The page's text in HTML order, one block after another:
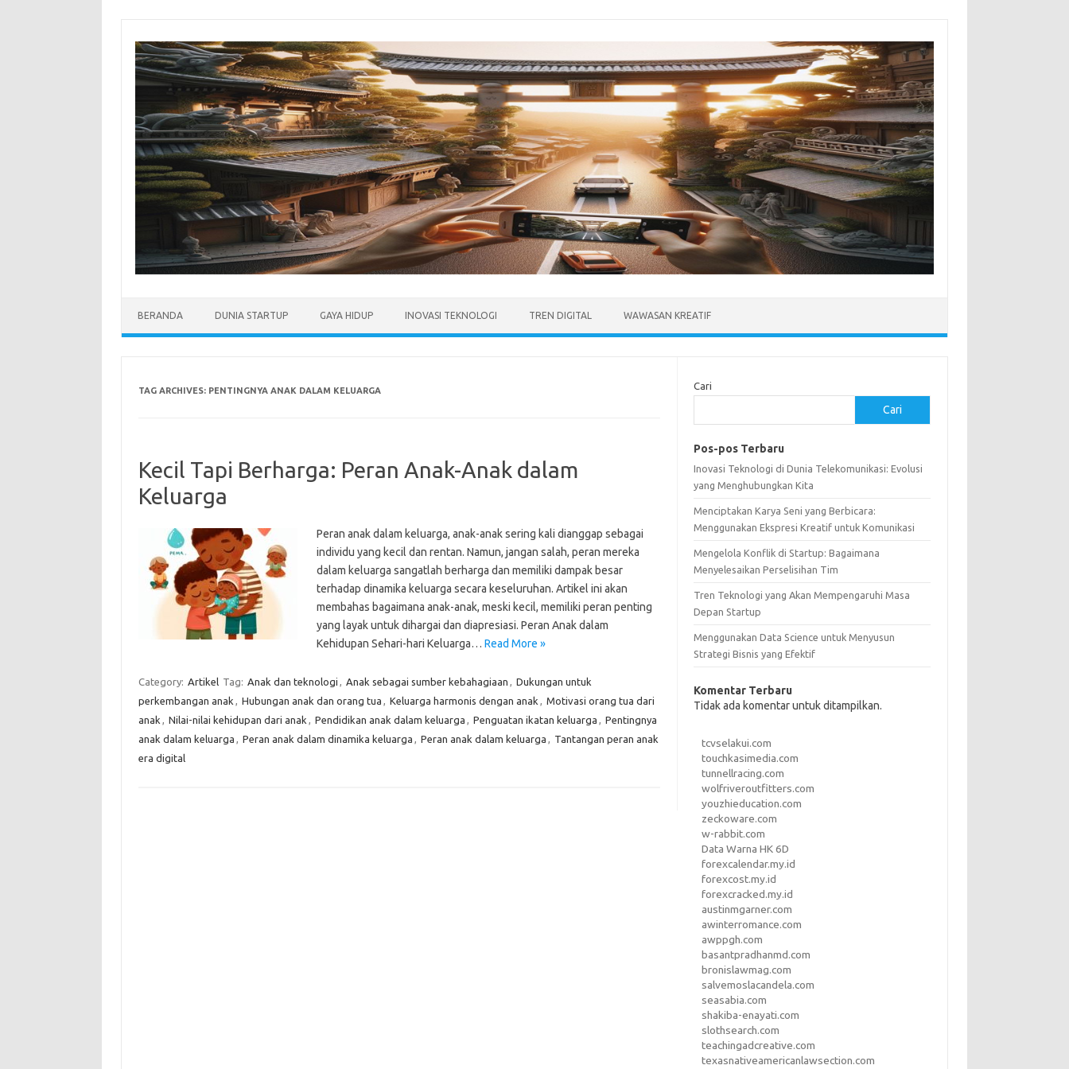
content
BERANDA DUNIA STARTUP GAYA HIDUP INOVASI TEKNOLOGI TREN DIGITAL WAWASAN KREATIF
TAG ARCHIVES: PENTINGNYA ANAK DALAM KELUARGA
Kecil Tapi Berharga: Peran Anak-Anak dalam
Keluarga
Peran anak dalam keluarga, anak-anak sering kali dianggap sebagai
individu yang kecil dan rentan. Namun, jangan salah, peran mereka
dalam keluarga sangatlah berharga dan memiliki dampak besar
terhadap dinamika keluarga secara keseluruhan. Artikel ini akan
membahas bagaimana anak-anak, meski kecil, memiliki peran penting
yang layak untuk dihargai dan diapresiasi. Peran Anak dalam
Kehidupan Sehari-hari Keluarga… Read More »
Category: Artikel Tag: Anak dan teknologi , Anak sebagai sumber kebahagiaan , Dukungan untuk
perkembangan anak , Hubungan anak dan orang tua , Keluarga harmonis dengan anak , Motivasi orang tua dari
anak , Nilai-nilai kehidupan dari anak , Pendidikan anak dalam keluarga , Penguatan ikatan keluarga , Pentingnya
anak dalam keluarga , Peran anak dalam dinamika keluarga , Peran anak dalam keluarga , Tantangan peran anak
era digital
Cari
Cari
Pos-pos Terbaru
Inovasi Teknologi di Dunia Telekomunikasi: Evolusi
yang Menghubungkan Kita
Menciptakan Karya Seni yang Berbicara:
Menggunakan Ekspresi Kreatif untuk Komunikasi
Mengelola Konflik di Startup: Bagaimana
Menyelesaikan Perselisihan Tim
Tren Teknologi yang Akan Mempengaruhi Masa
Depan Startup
Menggunakan Data Science untuk Menyusun
Strategi Bisnis yang Efektif
Komentar Terbaru
Tidak ada komentar untuk ditampilkan.
tcvselakui.com
touchkasimedia.com
tunnellracing.com
wolfriveroutfitters.com
youzhieducation.com
zeckoware.com
w-rabbit.com
Data Warna HK 6D
forexcalendar.my.id
forexcost.my.id
forexcracked.my.id
austinmgarner.com
awinterromance.com
awppgh.com
basantpradhanmd.com
bronislawmag.com
salvemoslacandela.com
seasabia.com
shakiba-enayati.com
slothsearch.com
teachingadcreative.com
texasnativeamericanlawsection.com